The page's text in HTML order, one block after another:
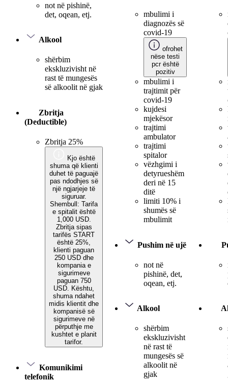
not në pishinë,
det, oqean, etj.
Alkool
shërbim
ekskluzivisht në
rast të mungesës
së alkoolit në gjak
Zbritja
(Deductible)
Zbritja 25%
Kjo është
shuma që klienti
duhet të paguajë
pas ndodhjes së
një ngjarjeje të
siguruar.
Shembull: Tarifa
e spitalit është
1,000 USD.
Zbritja sipas
tarifës START
është 25%,
klienti paguan
250 USD dhe
kompania e
sigurimeve
paguan 750
USD. Kështu,
shuma ndahet
midis klientit dhe
kompanisë së
sigurimeve në
përputhje me
kushtet e planit
tarifor.
Komunikimi
telefonik
mbulimi i
diagnozës së
covid-19
ofrohet
nëse testi
pcr është
pozitiv
mbulimi i
trajtimit për
covid-19
kujdesi
mjekësor
trajtimi
ambulator
trajtimi
spitalor
vëzhgimi i
detyrueshëm
deri në 15
ditë
limiti 10% i
shumës së
mbulimit
Pushim në ujë
not në
pishinë, det,
oqean, etj.
Alkool
shërbim
ekskluzivisht
në rast të
mungesës së
alkoolit në
gjak